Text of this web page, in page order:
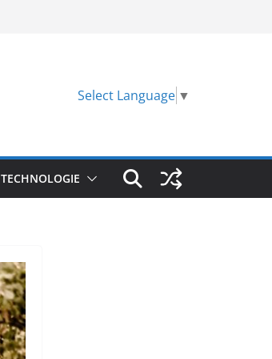
Select Language ▼
TECHNOLOGIE